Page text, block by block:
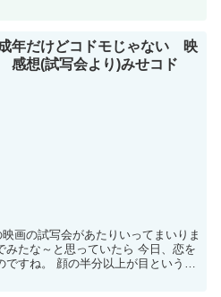
年だけどコドモじゃない 映
想(試写会より)みせコド
画の試写会があたりいってまいりま
みたな～と思っていたら 今日、恋を
すね。 顔の半分以上が目というＴ